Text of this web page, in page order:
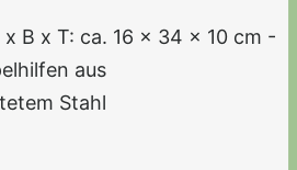
x B x T: ca. 16 x 34 x 10 cm -
aus
Stahl